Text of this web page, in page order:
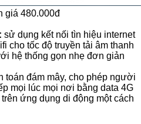
giá 480.000đ
sử dụng kết nối tìn hiệu internet
cho tốc độ truyền tải âm thanh
hệ thống gọn nhẹ đơn giản
toán đám mây, cho phép người
mọi lúc mọi nơi bằng data 4G
ứng dụng di động một cách